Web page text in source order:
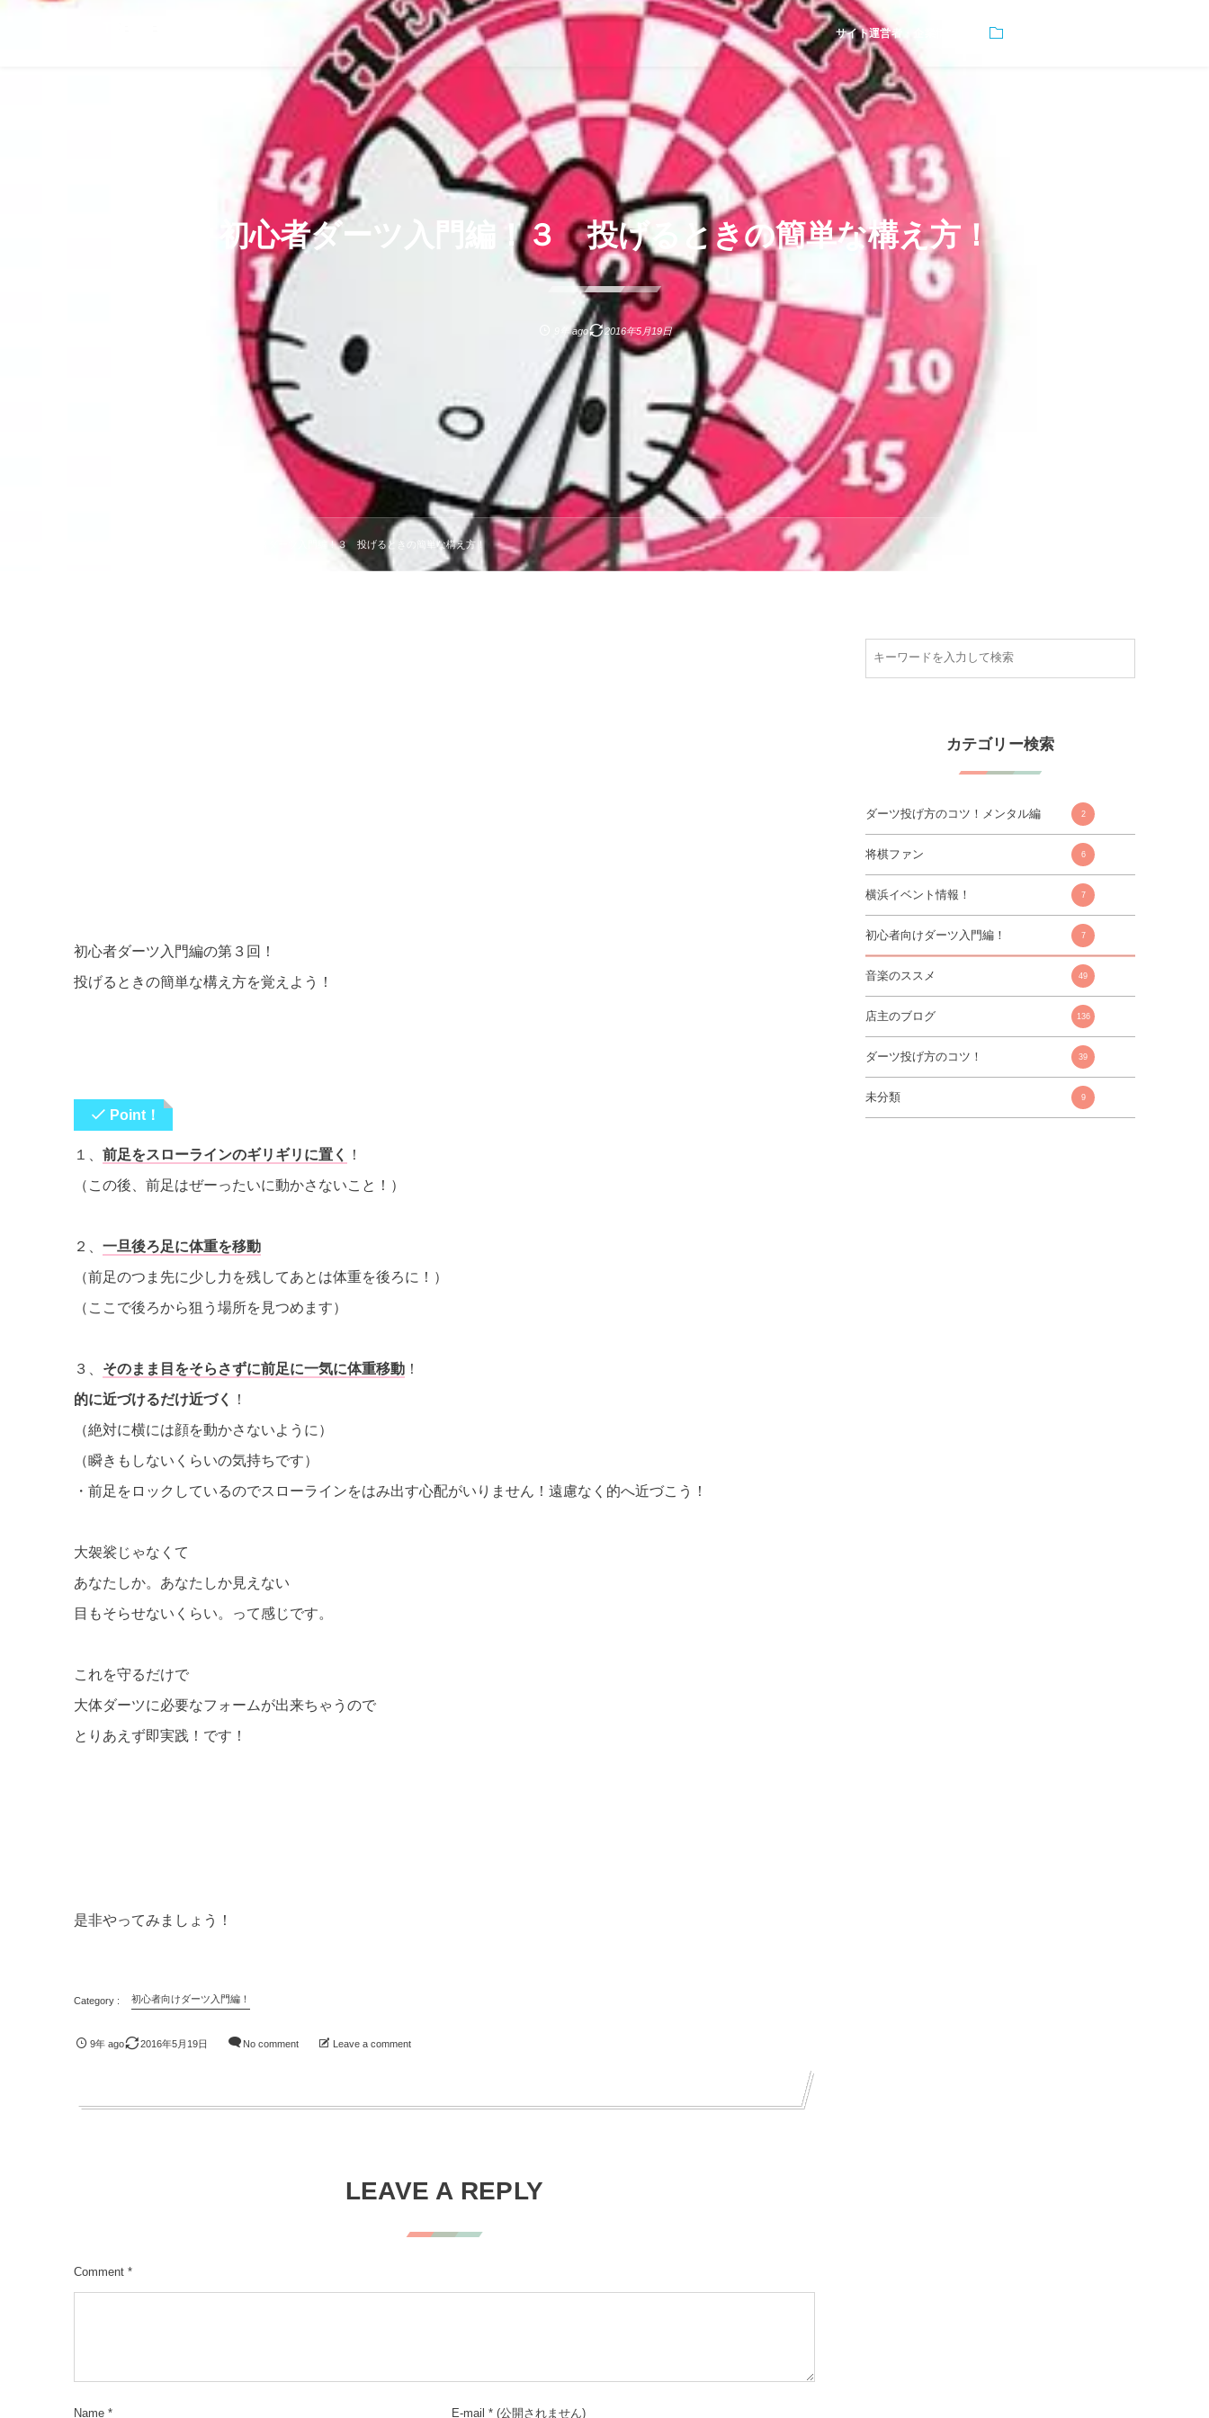
サイト運営者・企業情報
初心者ダーツ入門編！３ 投げるときの簡単な構え方！
9年 ago 2016年5月19日
初心者ダーツ入門編！３ 投げるときの簡単な構え方！
初心者ダーツ入門編の第３回！
投げるときの簡単な構え方を覚えよう！
Point！
１、 前足をスローラインのギリギリに置く
！
（この後、前足はぜーったいに動かさないこと！）
２、 一旦後ろ足に体重を移動
（前足のつま先に少し力を残してあとは体重を後ろに！）
（ここで後ろから狙う場所を見つめます）
３、 そのまま目をそらさずに前足に一気に体重移動 ！
的に近づけるだけ近づく
！
（絶対に横には顔を動かさないように）
（瞬きもしないくらいの気持ちです）
・前足をロックしているのでスローラインをはみ出す心配がいりません！遠慮なく的へ近づこう！
大袈裟じゃなくて
あなたしか。あなたしか見えない
目もそらせないくらい。って感じです。
これを守るだけで
大体ダーツに必要なフォームが出来ちゃうので
とりあえず即実践！です！
是非やってみましょう！
初心者向けダーツ入門編！
9年 ago 2016年5月19日 No comment Leave a comment
LEAVE A REPLY
Comment *
Name * E-mail * (公開されません)
カテゴリー検索
ダーツ投げ方のコツ！メンタル編 2
将棋ファン 6
横浜イベント情報！ 7
初心者向けダーツ入門編！ 7
音楽のススメ 49
店主のブログ 136
ダーツ投げ方のコツ！ 39
未分類 9